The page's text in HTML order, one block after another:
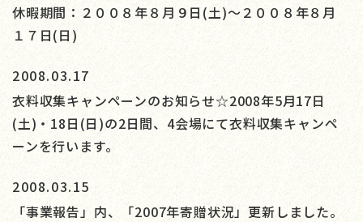
休暇期間：２００８年８月９日(土)～２００８年８月
１７日(日)
2008.03.17
衣料収集キャンペーンのお知らせ☆2008年5月17日
(土)・18日(日)の2日間、4会場にて衣料収集キャンペ
ーンを行います。
2008.03.15
「事業報告」内、「2007年寄贈状況」更新しました。